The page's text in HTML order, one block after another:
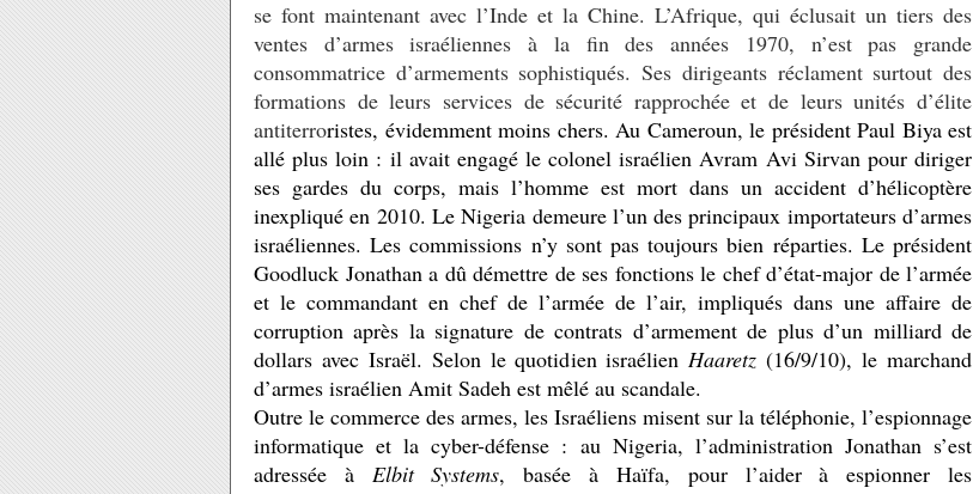
se font maintenant avec l’Inde et la Chine. L’Afrique, qui éclusait un tiers des
ventes d’armes israéliennes à la fin des années 1970, n’est pas grande
consommatrice d’armements sophistiqués. Ses dirigeants réclament surtout des
formations de leurs services de sécurité rapprochée et de leurs unités d’élite
antiterroristes, évidemment moins chers. Au Cameroun, le président Paul Biya est
allé plus loin : il avait engagé le colonel israélien Avram Avi Sirvan pour diriger
ses gardes du corps, mais l’homme est mort dans un accident d’hélicoptère
inexpliqué en 2010. Le Nigeria demeure l’un des principaux importateurs d’armes
israéliennes. Les commissions n’y sont pas toujours bien réparties. Le président
Goodluck Jonathan a dû démettre de ses fonctions le chef d’état-major de l’armée
et le commandant en chef de l’armée de l’air, impliqués dans une affaire de
corruption après la signature de contrats d’armement de plus d’un milliard de
dollars avec Israël. Selon le quotidien israélienHaaretz (16/9/10), le marchand
d’armes israélien Amit Sadeh est mêlé au scandale.
Outre le commerce des armes, les Israéliens misent sur la téléphonie, l’espionnage
informatique et la cyber-défense : au Nigeria, l’administration Jonathan s’est
adressée à Elbit Systems, basée à Haïfa, pour l’aider à espionner les